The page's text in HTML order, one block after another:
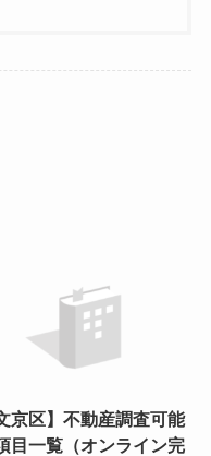
京区】不動産調査可能
目一覧（オンライン完